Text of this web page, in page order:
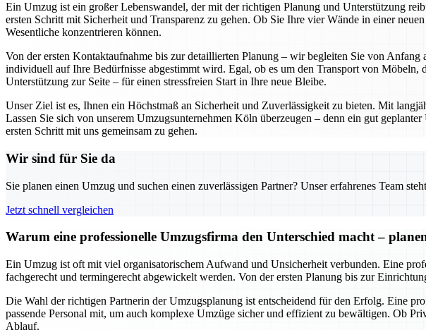
Ein Umzug ist ein großer Lebenswandel, der mit der richtigen Planung und Unterstützung
ersten Schritt mit Sicherheit und Transparenz zu gehen. Ob Sie Ihre vier Wände in einer
Wesentliche konzentrieren können.
Von der ersten Kontaktaufnahme bis zur detaillierten Planung – wir begleiten Sie von
individuell auf Ihre Bedürfnisse abgestimmt wird. Egal, ob es um den Transport von
Unterstützung zur Seite – für einen stressfreien Start in Ihre neue Bleibe.
Unser Ziel ist es, Ihnen ein Höchstmaß an Sicherheit und Zuverlässigkeit zu bieten. Mit
Lassen Sie sich von unserem Umzugsunternehmen Köln überzeugen – denn ein gut
ersten Schritt mit uns gemeinsam zu gehen.
Wir sind für Sie da
Sie planen einen Umzug und suchen einen zuverlässigen Partner? Unser erfahrenes Team
Jetzt schnell vergleichen
Warum eine professionelle Umzugsfirma den Unterschied macht –
Ein Umzug ist oft mit viel organisatorischem Aufwand und Unsicherheit verbunden. Eine
fachgerecht und termingerecht abgewickelt werden. Von der ersten Planung bis zur
Die Wahl der richtigen Partnerin der Umzugsplanung ist entscheidend für den Erfolg. Eine
passende Personal mit, um auch komplexe Umzüge sicher und effizient zu bewältigen. Ob
Ablauf.